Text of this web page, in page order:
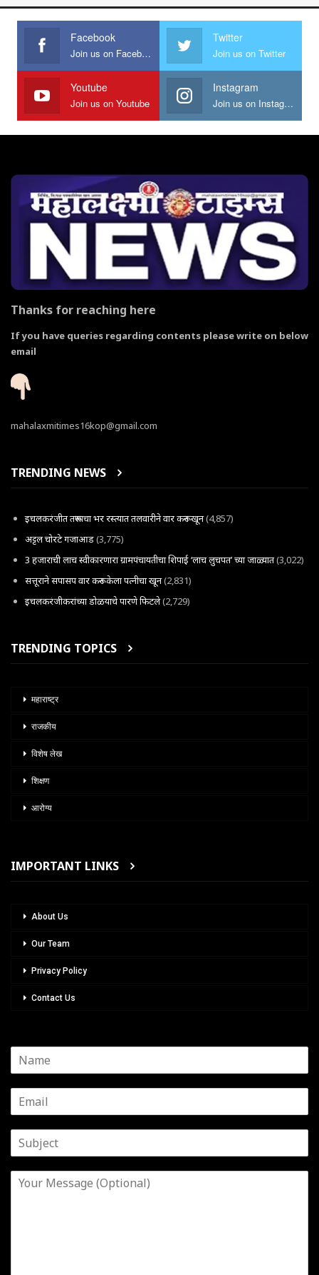
Facebook
Join us on Facebook
Twitter
Join us on Twitter
Youtube
Join us on Youtube
Instagram
Join us on Instagram
Thanks for reaching here
If you have queries regarding contents please write on below
email
mahalaxmitimes16kop@gmail.com
TRENDING NEWS
इचलकरंजीत तरूणाचा भर रस्त्यात तलवारीने वार करून खून(4,857)
अट्टल चोरटे गजाआड(3,775)
3 हजाराची लाच स्वीकारणारा ग्रामपंचायतीचा शिपाई ‘लाच लुचपत’ च्या जाळ्यात(3,022)
सत्तूराने सपासप वार करून केला पत्नीचा खून(2,831)
इचलकरंजीकरांच्या डोळयाचे पारणे फिटले(2,729)
TRENDING TOPICS
महाराष्ट्र
राजकीय
विशेष लेख
शिक्षण
आरोग्य
IMPORTANT LINKS
About Us
Our Team
Privacy Policy
Contact Us